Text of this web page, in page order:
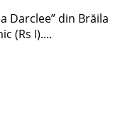
Darclee” din Brăila
(Rs I)....